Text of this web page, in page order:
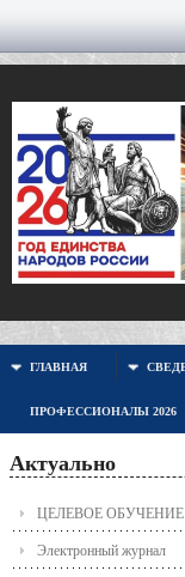
ГЛАВНАЯ
ПРОФЕССИОНАЛЫ 2026
Актуально
ЦЕЛЕВОЕ ОБУЧЕНИЕ
Электронный журнал